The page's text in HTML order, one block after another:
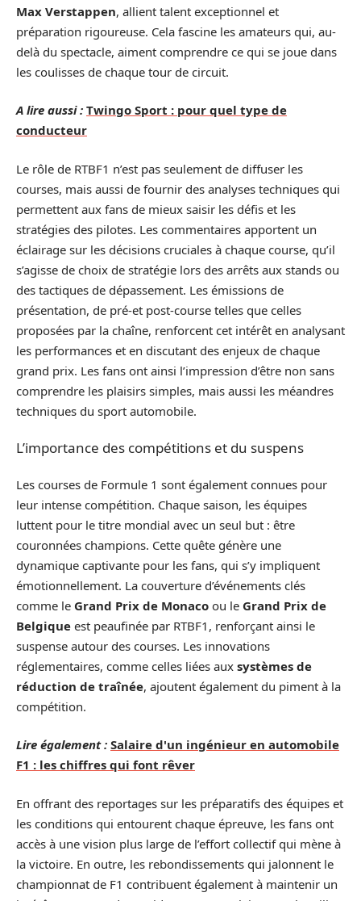
Max Verstappen, allient talent exceptionnel et
préparation rigoureuse. Cela fascine les amateurs qui, au-
delà du spectacle, aiment comprendre ce qui se joue dans
les coulisses de chaque tour de circuit.
A lire aussi : Twingo Sport : pour quel type de
conducteur
Le rôle de RTBF1 n’est pas seulement de diffuser les
courses, mais aussi de fournir des analyses techniques qui
permettent aux fans de mieux saisir les défis et les
stratégies des pilotes. Les commentaires apportent un
éclairage sur les décisions cruciales à chaque course, qu’il
s’agisse de choix de stratégie lors des arrêts aux stands ou
des tactiques de dépassement. Les émissions de
présentation, de pré-et post-course telles que celles
proposées par la chaîne, renforcent cet intérêt en analysant
les performances et en discutant des enjeux de chaque
grand prix. Les fans ont ainsi l’impression d’être non sans
comprendre les plaisirs simples, mais aussi les méandres
techniques du sport automobile.
L’importance des compétitions et du suspens
Les courses de Formule 1 sont également connues pour
leur intense compétition. Chaque saison, les équipes
luttent pour le titre mondial avec un seul but : être
couronnées champions. Cette quête génère une
dynamique captivante pour les fans, qui s’y impliquent
émotionnellement. La couverture d’événements clés
comme le Grand Prix de Monaco ou le Grand Prix de
Belgique est peaufinée par RTBF1, renforçant ainsi le
suspense autour des courses. Les innovations
réglementaires, comme celles liées aux systèmes de
réduction de traînée, ajoutent également du piment à la
compétition.
Lire également : Salaire d'un ingénieur en automobile
F1 : les chiffres qui font rêver
En offrant des reportages sur les préparatifs des équipes et
les conditions qui entourent chaque épreuve, les fans ont
accès à une vision plus large de l’effort collectif qui mène à
la victoire. En outre, les rebondissements qui jalonnent le
championnat de F1 contribuent également à maintenir un